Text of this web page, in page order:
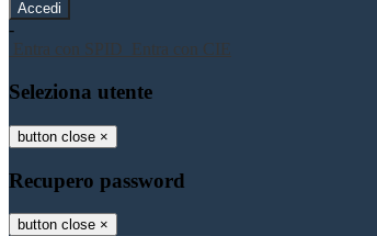
-
Entra con SPID
Entra con CIE
Seleziona utente
button close ×
Recupero password
button close ×